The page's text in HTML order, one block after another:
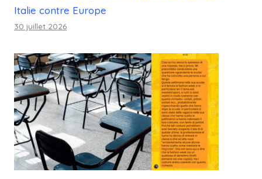
Italie contre Europe
30 juillet 2026